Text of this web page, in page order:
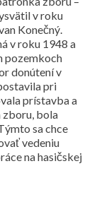
v roku
Konečný.
v roku 1948 a
pozemkoch
donútení v
pri
prístavba a
zboru, bola
sa chce
vedeniu
na hasičskej